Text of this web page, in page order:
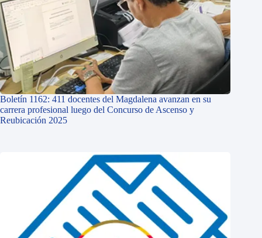
Boletín 1162: 411 docentes del Magdalena avanzan en su
carrera profesional luego del Concurso de Ascenso y
Reubicación 2025